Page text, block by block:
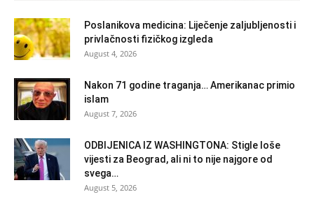
Poslanikova medicina: Liječenje zaljubljenosti i
privlačnosti fizičkog izgleda
August 4, 2026
Nakon 71 godine traganja… Amerikanac primio
islam
August 7, 2026
ODBIJENICA IZ WASHINGTONA: Stigle loše
vijesti za Beograd, ali ni to nije najgore od
svega…
August 5, 2026